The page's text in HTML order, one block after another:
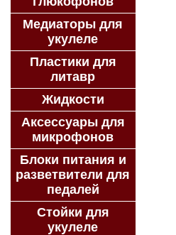
Медиаторы для
укулеле
Пластики для
литавр
Жидкости
Аксессуары для
микрофонов
Блоки питания и
разветвители для
педалей
Стойки для
укулеле